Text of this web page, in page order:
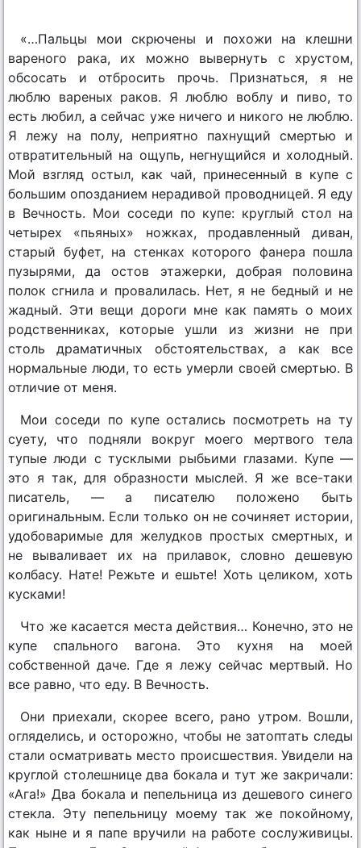
«…Пальцы мои скрючены и похожи на клешни
вареного рака, их можно вывернуть с хрустом,
обсосать и отбросить прочь. Признаться, я не
люблю вареных раков. Я люблю воблу и пиво, то
есть любил, а сейчас уже ничего и никого не люблю.
Я лежу на полу, неприятно пахнущий смертью и
отвратительный на ощупь, негнущийся и холодный.
Мой взгляд остыл, как чай, принесенный в купе с
большим опозданием нерадивой проводницей. Я еду
в Вечность. Мои соседи по купе: круглый стол на
четырех «пьяных» ножках, продавленный диван,
старый буфет, на стенках которого фанера пошла
пузырями, да остов этажерки, добрая половина
полок сгнила и провалилась. Нет, я не бедный и не
жадный. Эти вещи дороги мне как память о моих
родственниках, которые ушли из жизни не при
столь драматичных обстоятельствах, а как все
нормальные люди, то есть умерли своей смертью. В
отличие от меня.
Мои соседи по купе остались посмотреть на ту
суету, что подняли вокруг моего мертвого тела
тупые люди с тусклыми рыбьими глазами. Купе —
это я так, для образности мыслей. Я же все-таки
писатель, — а писателю положено быть
оригинальным. Если только он не сочиняет истории,
удобоваримые для желудков простых смертных, и
не вываливает их на прилавок, словно дешевую
колбасу. Нате! Режьте и ешьте! Хоть целиком, хоть
кусками!
Что же касается места действия… Конечно, это не
купе спального вагона. Это кухня на моей
собственной даче. Где я лежу сейчас мертвый. Но
все равно, что еду. В Вечность.
Они приехали, скорее всего, рано утром. Вошли,
огляделись, и осторожно, чтобы не затоптать следы
стали осматривать место происшествия. Увидели на
круглой столешнице два бокала и тут же закричали:
«Ага!» Два бокала и пепельница из дешевого синего
стекла. Эту пепельницу моему так же покойному,
как ныне и я папе вручили на работе сослуживицы.